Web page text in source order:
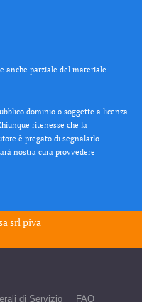
anche parziale del materiale
dominio o soggette a licenza
ritenesse che la
è pregato di segnalarlo
nostra cura provvedere
srl piva
di Servizio FAQ